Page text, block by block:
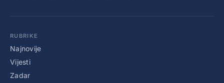
RUBRIKE
Najnovije
Vijesti
Zadar